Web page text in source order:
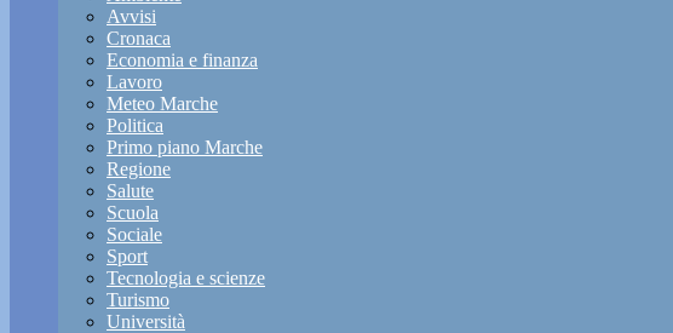
Avvisi
Cronaca
Economia e finanza
Lavoro
Meteo Marche
Politica
Primo piano Marche
Regione
Salute
Scuola
Sociale
Sport
Tecnologia e scienze
Turismo
Università